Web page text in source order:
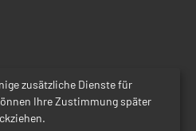
zusätzliche Dienste für
Ihre Zustimmung später